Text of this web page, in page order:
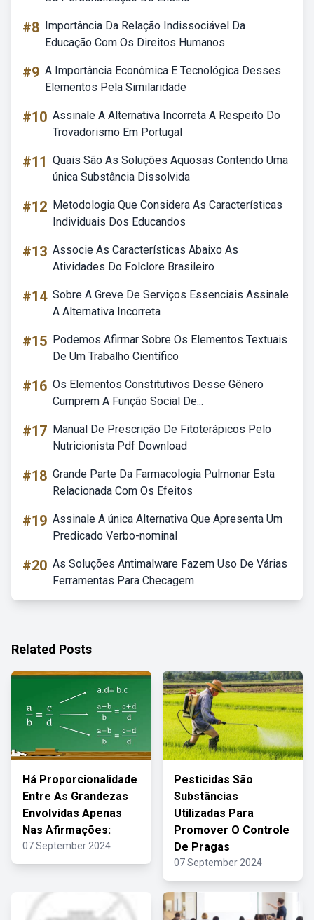
#8 Importância Da Relação Indissociável Da
Educação Com Os Direitos Humanos
#9 A Importância Econômica E Tecnológica Desses
Elementos Pela Similaridade
#10 Assinale A Alternativa Incorreta A Respeito Do
Trovadorismo Em Portugal
#11 Quais São As Soluções Aquosas Contendo Uma
única Substância Dissolvida
#12 Metodologia Que Considera As Características
Individuais Dos Educandos
#13 Associe As Características Abaixo As
Atividades Do Folclore Brasileiro
#14 Sobre A Greve De Serviços Essenciais Assinale
A Alternativa Incorreta
#15 Podemos Afirmar Sobre Os Elementos Textuais
De Um Trabalho Científico
#16 Os Elementos Constitutivos Desse Gênero
Cumprem A Função Social De...
#17 Manual De Prescrição De Fitoterápicos Pelo
Nutricionista Pdf Download
#18 Grande Parte Da Farmacologia Pulmonar Esta
Relacionada Com Os Efeitos
#19 Assinale A única Alternativa Que Apresenta Um
Predicado Verbo-nominal
#20 As Soluções Antimalware Fazem Uso De Várias
Ferramentas Para Checagem
Related Posts
Há Proporcionalidade
Entre As Grandezas
Envolvidas Apenas
Nas Afirmações:
07 September 2024
Pesticidas São
Substâncias
Utilizadas Para
Promover O Controle
De Pragas
07 September 2024